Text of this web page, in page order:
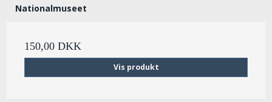
Nationalmuseet
150,00 DKK
Vis produkt